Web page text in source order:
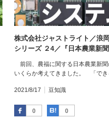
株式会社ジャストライト／浪
シリーズ ２4／『日本農業新
床シイタケで障がい者自立後
前回、農福に関する日本農業新
いくらか考えてきました。 「で
2021/8/17 豆知識
0
Facebook 0
はてなブックマ